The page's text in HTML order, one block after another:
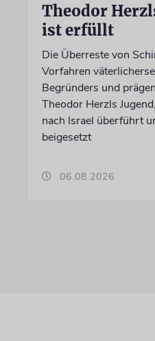
Theodor
ist erfüllt
Die Überreste von
Vorfahren
Begründers und
Theodor Herzls
nach Israel überführt
beigesetzt
06.08.2026